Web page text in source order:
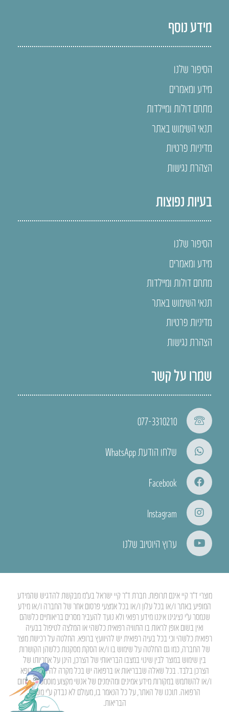
מידע נוסף
הסיפור שלנו
מידע ומאמרים
מתחם דולות ומיילדות
תנאי השימוש באתר
מדיניות פרטיות
הצהרת נגישות
בעיות נפוצות
הסיפור שלנו
מידע ומאמרים
מתחם דולות ומיילדות
תנאי השימוש באתר
מדיניות פרטיות
הצהרת נגישות
שמרו על קשר
077-3310210
שלחו הודעת WhatsApp
Facebook
Instagram
ערוץ היוטיוב שלנו
מוצרי ד”ר קיי אינם תרופות. חברת ד”ר קיי ישראל בע”מ מבקשת להדגיש שהמידע
המופיע באתר ו/או בכל עלון ו/או בכל אמצעי פרסום אחר של החברה ו/או מידע
שנמסר ע”י נציגינו איננו מידע רפואי ולא נועד להעביר מסרים בריאותיים כלשהם
ואין בשום אופן לראות בו התוויה רפואית כלשהי או המלצה לטיפול בבעיה
רפואית כלשהי וכי בכל בעיה רפואית יש להיוועץ ברופא. החלטה על רכישת מוצר
של החברה, כמו גם החלטה על שימוש בו ו/או הסקת מסקנות כלשהן הקושרות
בין שימוש במוצר לבין שינוי במצבו הבריאותי של הצרכן, הינן על אחריותו של
הצרכן בלבד. בכל שאלה שבבריאות או ברפואה יש בכל מקרה להיוועץ ברופא
ו/או להשתמש במקורות מידע אמינים ומהימנים של אנשי מקצוע מוסמכים בתחום
הרפואה. תוכנו של האתר, על כל הנאמר בו, מעולם לא נבדק ע”י משרד
הבריאות.